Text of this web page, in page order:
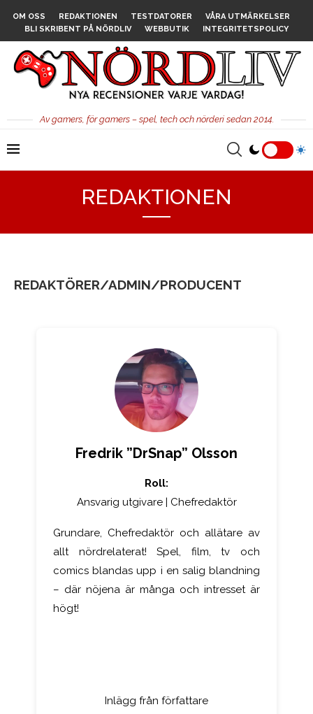
OM OSS REDAKTIONEN TESTDATORER
VÅRA UTMÄRKELSER
BLI SKRIBENT PÅ NÖRDLIV
WEBBUTIK INTEGRITETSPOLICY
Av gamers, för gamers – spel, tech och nörderi sedan 2014.
REDAKTIONEN
REDAKTÖRER/ADMIN/PRODUCENT
Fredrik ”DrSnap” Olsson
Roll:
Ansvarig utgivare | Chefredaktör
Grundare, Chefredaktör och allätare av
allt nördrelaterat! Spel, film, tv och
comics blandas upp i en salig blandning
– där nöjena är många och intresset är
högt!
Inlägg från författare